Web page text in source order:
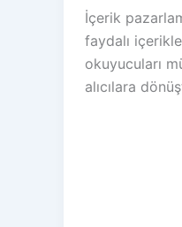
İçerik
faydalı
okuyucuları
alıcılara